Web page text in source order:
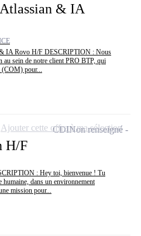
& IA
IA Rovo H/F DESCRIPTION : Nous
sein de notre client PRO BTP, qui
(COM) pour...
H/F
: Hey toi, bienvenue ! Tu
humaine, dans un environnement
mission pour...
CDINon renseigné
Ajouter cette offre à ma sélection